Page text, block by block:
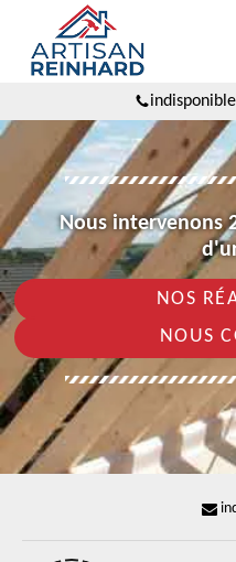
indisponible
Nous intervenons
NOS
NOUS